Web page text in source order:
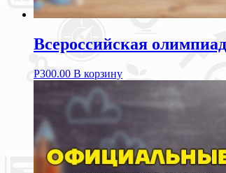
Всероссийская
Р300.00 В корзину